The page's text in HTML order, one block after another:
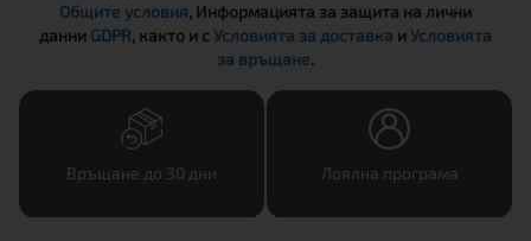
Общите условия, Информацията за защита на лични
данни GDPR, както и сУсловията за доставка иУсловията
за връщане.
Връщане до 30 дни Лоялна програма